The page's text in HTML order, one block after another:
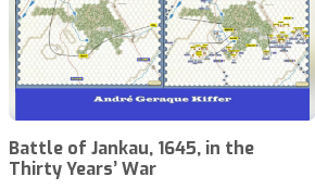
Battle of Jankau, 1645, in the
Thirty Years’ War